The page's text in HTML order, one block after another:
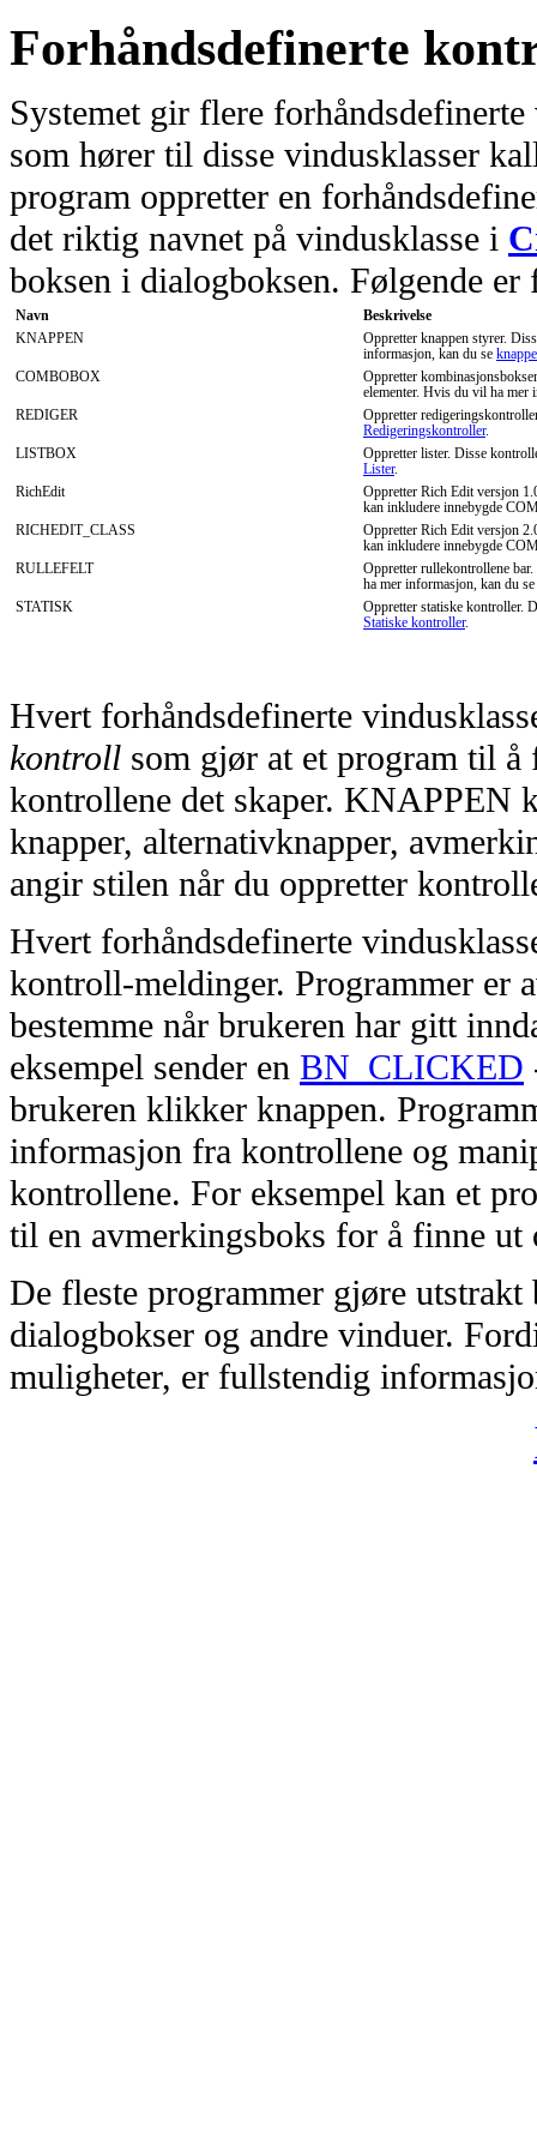
Forhåndsdefinerte
Systemet gir flere
som hører til disse vindusklasser
program oppretter en
det riktig navnet på vindusklasse i
boksen i dialogboksen. Følgende
Navn
Beskrivelse
KNAPPEN
Oppretter knappen styrer.
informasjon, kan du se
COMBOBOX
Oppretter
elementer. Hvis du vil ha mer
REDIGER
Oppretter
Redigeringskontroller.
LISTBOX
Oppretter lister. Disse
Lister.
RichEdit
Oppretter Rich Edit versjon
kan inkludere innebygde
RICHEDIT_CLASS
Oppretter Rich Edit versjon
kan inkludere innebygde
RULLEFELT
Oppretter rullekontrollene
ha mer informasjon, kan du se
STATISK
Oppretter statiske kontroller.
Statiske kontroller.
Hvert forhåndsdefinerte
kontroll som gjør at et program til å
kontrollene det skaper. KNAPPEN
knapper, alternativknapper,
angir stilen når du oppretter
Hvert forhåndsdefinerte
kontroll-meldinger. Programmer er
bestemme når brukeren har gitt
eksempel sender en BN_CLICKED
brukeren klikker knappen.
informasjon fra kontrollene og
kontrollene. For eksempel kan et
til en avmerkingsboks for å finne
De fleste programmer gjøre
dialogbokser og andre vinduer.
muligheter, er fullstendig